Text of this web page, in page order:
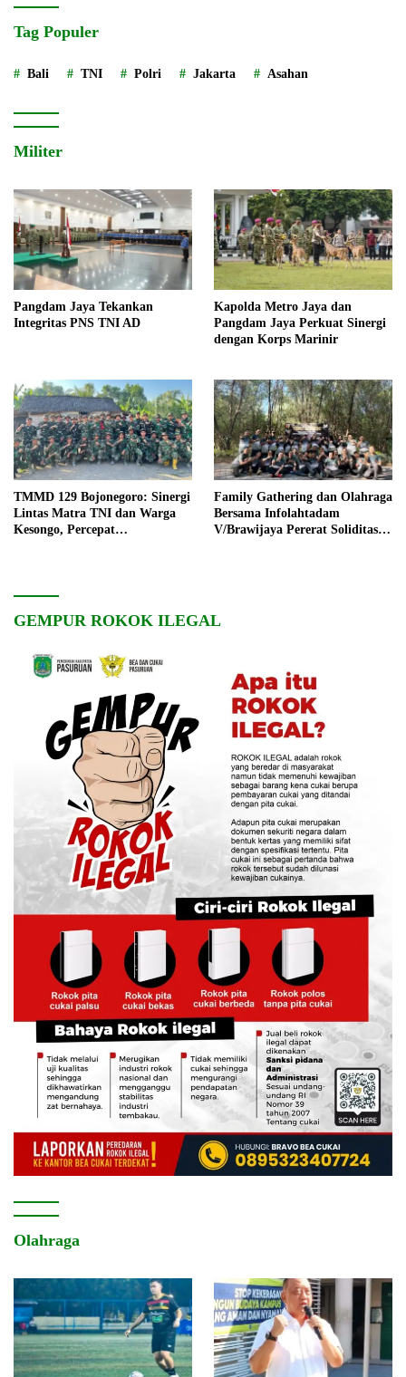
Tag Populer
Bali TNI Polri Jakarta Asahan
Militer
Pangdam Jaya Tekankan
Integritas PNS TNI AD
Kapolda Metro Jaya dan
Pangdam Jaya Perkuat Sinergi
dengan Korps Marinir
TMMD 129 Bojonegoro: Sinergi
Lintas Matra TNI dan Warga
Kesongo, Percepat
Family Gathering dan Olahraga
Bersama Infolahtadam
V/Brawijaya Pererat Soliditas
GEMPUR ROKOK ILEGAL
Olahraga